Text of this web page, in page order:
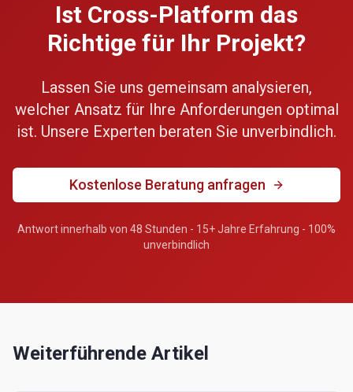
Ist Cross-Platform das
Richtige für Ihr Projekt?
Lassen Sie uns gemeinsam analysieren,
welcher Ansatz für Ihre Anforderungen optimal
ist. Unsere Experten beraten Sie unverbindlich.
Kostenlose Beratung anfragen
Antwort innerhalb von 48 Stunden - 15+ Jahre Erfahrung - 100%
unverbindlich
Weiterführende Artikel